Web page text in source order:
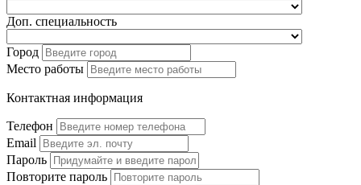
Доп. специальность
Город
Место работы
Контактная информация
Телефон
Email
Пароль
Повторите пароль